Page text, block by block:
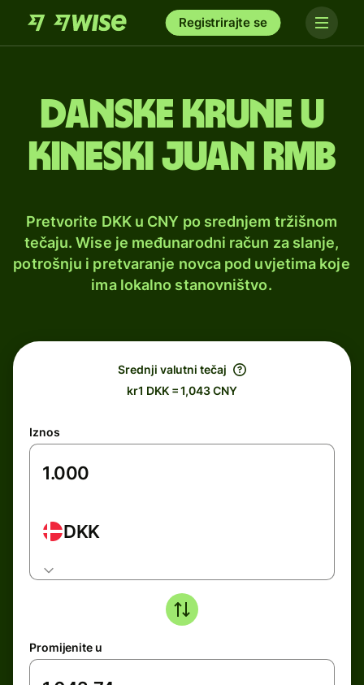
Registrirajte se
Danske krune u
kineski juan rmb
Pretvorite DKK u CNY po srednjem tržišnom
tečaju. Wise je međunarodni račun za slanje,
potrošnju i pretvaranje novca pod uvjetima koje
ima lokalno stanovništvo.
Srednji valutni tečaj
kr1 DKK = 1,043 CNY
Iznos
DKK
Promijenite u